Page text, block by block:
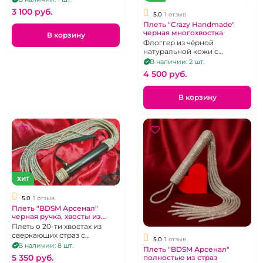
3 100 pуб.
В корзину
5.0 1 отзыв
Плеть "Crazy Handmade"
черная многохвостка
Флоггер из чёрной
натуральной кожи с
прошивкой.
В наличии: 2 шт.
4 500 pуб.
В корзину
ХИТ
5.0 1 отзыв
Плеть "BDSM Арсенал"
черная ручка, хвосты из
страз
Плеть о 20-ти хвостах из
сверкающих страз с
брутальной чёрной кожаной
рукоятью.
В наличии: 8 шт.
5 350 pуб.
5.0 1 отзыв
Плеть "BDSM Арсенал"
полностью из страз